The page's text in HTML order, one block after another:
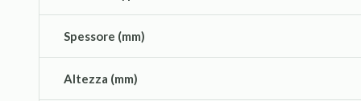
Spessore (mm)
Altezza (mm)